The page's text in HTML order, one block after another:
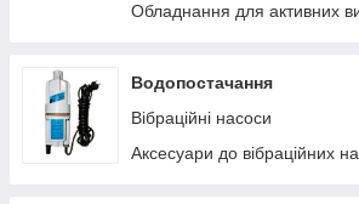
Обладнання для активних
Водопостачання
Вібраційні насоси
Аксесуари до вібраційних